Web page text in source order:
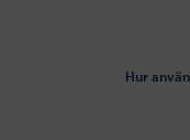
Hur